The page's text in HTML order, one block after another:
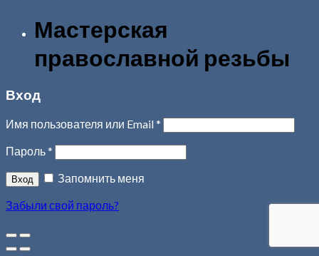
Мастерская
православной резьбы
Вход
Имя пользователя или Email*
Пароль*
Запомнить меня
Забыли свой пароль?